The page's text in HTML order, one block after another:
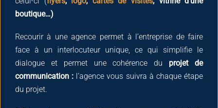
boutique…)
Recourir à une agence permet à l’entreprise de faire
face à un interlocuteur unique, ce qui simplifie le
dialogue et permet une cohérence du projet de
communication : l’agence vous suivra à chaque étape
du projet.